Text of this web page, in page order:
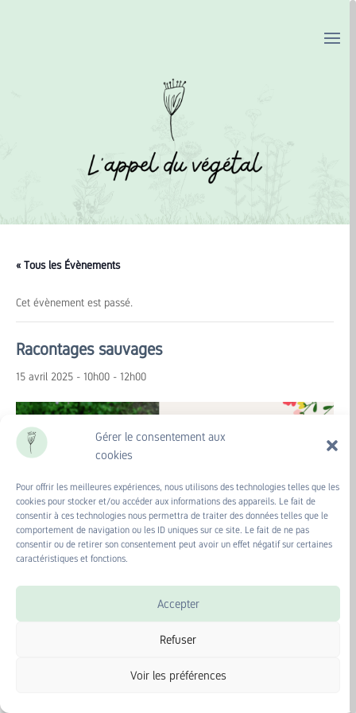
Gérer le consentement aux
cookies
Pour offrir les meilleures expériences, nous utilisons des technologies telles que les
cookies pour stocker et/ou accéder aux informations des appareils. Le fait de
consentir à ces technologies nous permettra de traiter des données telles que le
comportement de navigation ou les ID uniques sur ce site. Le fait de ne pas
consentir ou de retirer son consentement peut avoir un effet négatif sur certaines
caractéristiques et fonctions.
Accepter
Refuser
Voir les préférences
« Tous les Évènements
Cet évènement est passé.
Racontages sauvages
15 avril 2025 - 10h00 - 12h00
pour une balade « Racontages sauvages »